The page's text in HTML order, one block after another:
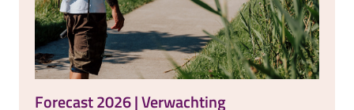
Forecast 2026 | Verwachting